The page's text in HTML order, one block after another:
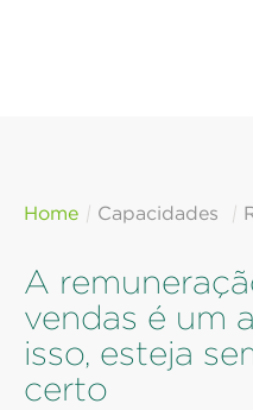
Home Capacidades
A
vendas é um
isso, esteja
certo